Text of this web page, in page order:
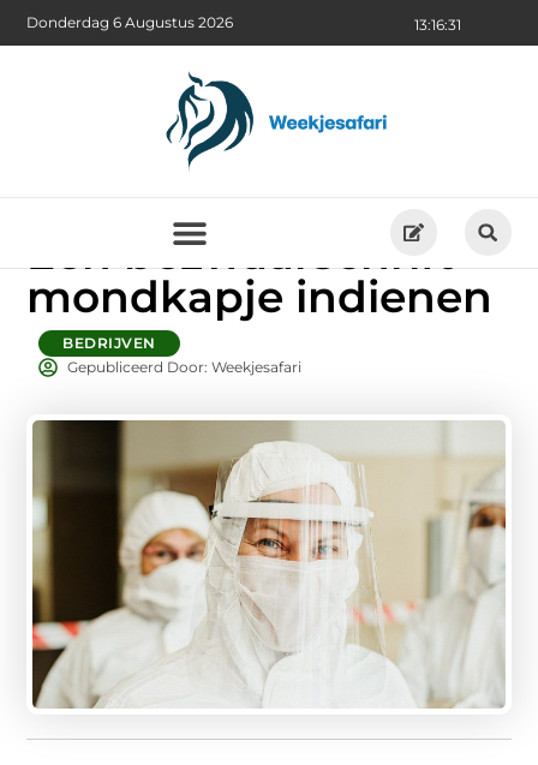
13:16:33
Donderdag 6 Augustus 2026
Een bezwaarschrift
mondkapje indienen
Gepubliceerd Door: Weekjesafari